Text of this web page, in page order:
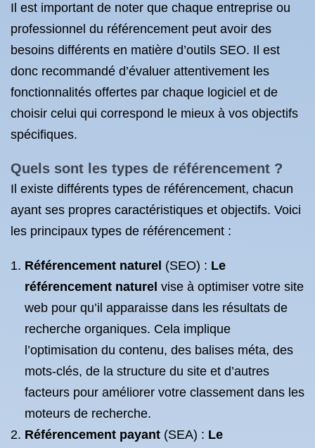
Il est important de noter que chaque entreprise ou
professionnel du référencement peut avoir des
besoins différents en matière d’outils SEO. Il est
donc recommandé d’évaluer attentivement les
fonctionnalités offertes par chaque logiciel et de
choisir celui qui correspond le mieux à vos objectifs
spécifiques.
Quels sont les types de référencement ?
Il existe différents types de référencement, chacun
ayant ses propres caractéristiques et objectifs. Voici
les principaux types de référencement :
Référencement naturel (SEO) : Le
référencement naturel vise à optimiser votre site
web pour qu’il apparaisse dans les résultats de
recherche organiques. Cela implique
l’optimisation du contenu, des balises méta, des
mots-clés, de la structure du site et d’autres
facteurs pour améliorer votre classement dans les
moteurs de recherche.
Référencement payant (SEA) : Le